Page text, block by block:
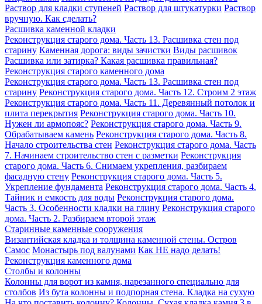
Раствор для кладки ступеней Раствор для штукатурки Раствор
вручную. Как сделать?
Расшивка каменной кладки
Реконструкция старого дома. Часть 13. Расшивка стен под
старину Каменная дорога: виды зачистки Виды расшивок
Расшивка или затирка? Какая расшивка правильная?
Реконструкция старого каменного дома
Реконструкция старого дома. Часть 13. Расшивка стен под
старину Реконструкция старого дома. Часть 12. Строим 2 этаж
Реконструкция старого дома. Часть 11. Деревянный потолок и
плита перекрытия Реконструкция старого дома. Часть 10.
Нужен ли армопояс? Реконструкция старого дома. Часть 9.
Обрабатываем камень Реконструкция старого дома. Часть 8.
Начало строительства стен Реконструкция старого дома. Часть
7. Начинаем строительство стен с разметки Реконструкция
старого дома. Часть 6. Снимаем укрепления, разбираем
фасадную стену Реконструкция старого дома. Часть 5.
Укрепление фундамента Реконструкция старого дома. Часть 4.
Тайник и емкость для воды Реконструкция старого дома.
Часть 3. Особенности кладки на глину Реконструкция старого
дома. Часть 2. Разбираем второй этаж
Старинные каменные сооружения
Византийская кладка и толщина каменной стены. Остров
Самос Монастырь под валунами Как НЕ надо делать!
Реконструкция каменного дома
Столбы и колонны
Колонны для ворот из камня, нарезанного специально для
столбов Из бута колонны и подпорная стена. Кладка на сухую